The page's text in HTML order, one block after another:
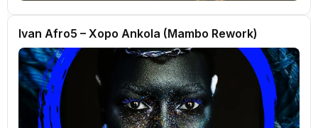
Ivan Afro5 – Xopo Ankola (Mambo Rework)